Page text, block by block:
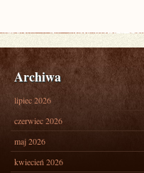
Archiwa
lipiec 2026
czerwiec 2026
maj 2026
kwiecień 2026